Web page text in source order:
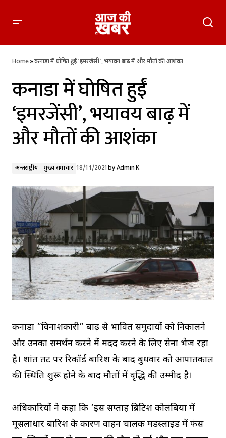
कनाडा में घोषित हुईं ‘इमरजेंसी’, भयावय बाढ़ में और मौतों की आशंका
Home»कनाडा में घोषित हुईं ‘इमरजेंसी’, भयावय बाढ़ में और मौतों की आशंका
कनाडा में घोषित हुईं
‘इमरजेंसी’, भयावय बाढ़ में
और मौतों की आशंका
अन्तर्राष्ट्रीय मुख्य समाचार 18/11/2021by Admin K
कनाडा “विनाशकारी” बाढ़ से प्रभावित समुदायों को निकालने
और उनका समर्थन करने में मदद करने के लिए सेना भेज रहा
है। प्रशांत तट पर रिकॉर्ड बारिश के बाद बुधवार को आपातकाल
की स्थिति शुरू होने के बाद मौतों में वृद्धि की उम्मीद है।
अधिकारियों ने कहा कि ‘इस सप्ताह ब्रिटिश कोलंबिया में
मूसलाधार बारिश के कारण वाहन चालक मडस्लाइड में फंस